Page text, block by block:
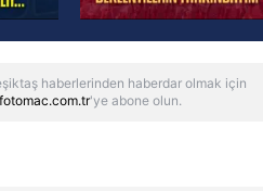
haberlerinden haberdar olmak için
fotomac.com.tr'ye abone olun.